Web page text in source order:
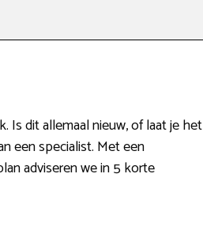
Is dit allemaal nieuw, of laat je het
een specialist. Met een
adviseren we in 5 korte